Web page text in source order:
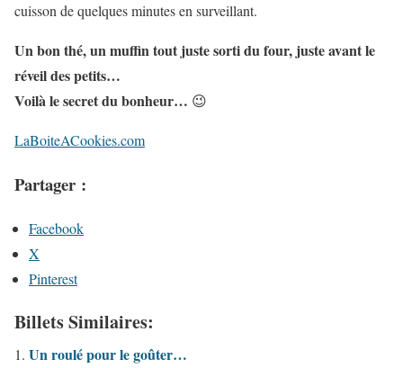
cuisson de quelques minutes en surveillant.
Un bon thé, un muffin tout juste sorti du four, juste avant le
réveil des petits…
Voilà le secret du bonheur… 😉
LaBoiteACookies.com
Partager :
Facebook
X
Pinterest
Billets Similaires:
Un roulé pour le goûter…